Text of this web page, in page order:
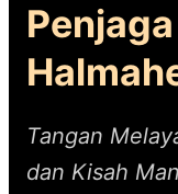
Tangan
dan Kisah